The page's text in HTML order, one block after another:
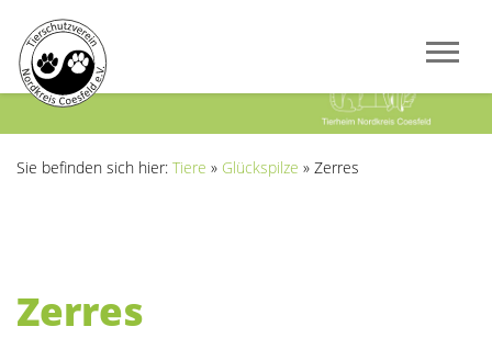
Sie befinden sich hier: Tiere » Glückspilze » Zerres
Zerres